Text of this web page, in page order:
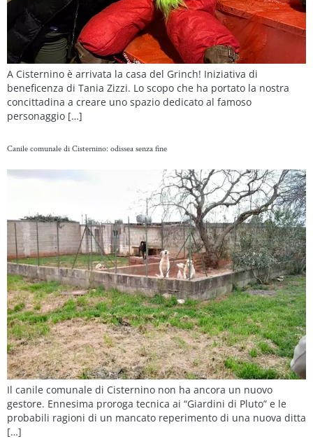
A Cisternino è arrivata la casa del Grinch! Iniziativa di
beneficenza di Tania Zizzi. Lo scopo che ha portato la nostra
concittadina a creare uno spazio dedicato al famoso
personaggio […]
Canile comunale di Cisternino: odissea senza fine
Il canile comunale di Cisternino non ha ancora un nuovo
gestore. Ennesima proroga tecnica ai “Giardini di Pluto” e le
probabili ragioni di un mancato reperimento di una nuova ditta
[…]